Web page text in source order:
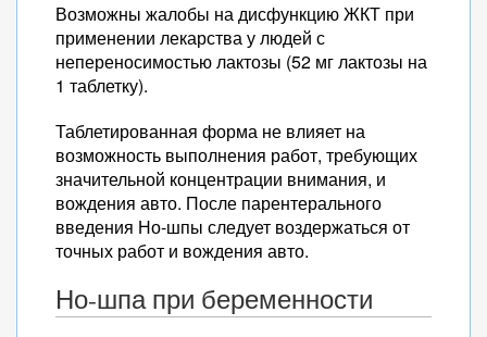
Возможны жалобы на дисфункцию ЖКТ при
применении лекарства у людей с
непереносимостью лактозы (52 мг лактозы на
1 таблетку).
Таблетированная форма не влияет на
возможность выполнения работ, требующих
значительной концентрации внимания, и
вождения авто. После парентерального
введения Но-шпы следует воздержаться от
точных работ и вождения авто.
Но-шпа при беременности